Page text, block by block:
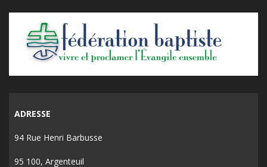
ADRESSE
94 Rue Henri Barbusse
95 100, Argenteuil